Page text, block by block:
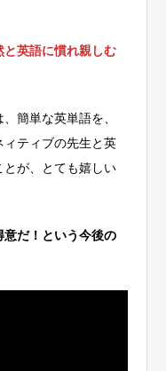
と英語に慣れ親しむ
簡単な英単語を、
ティブの先生と英
が、とても嬉しい
意だ！という今後の